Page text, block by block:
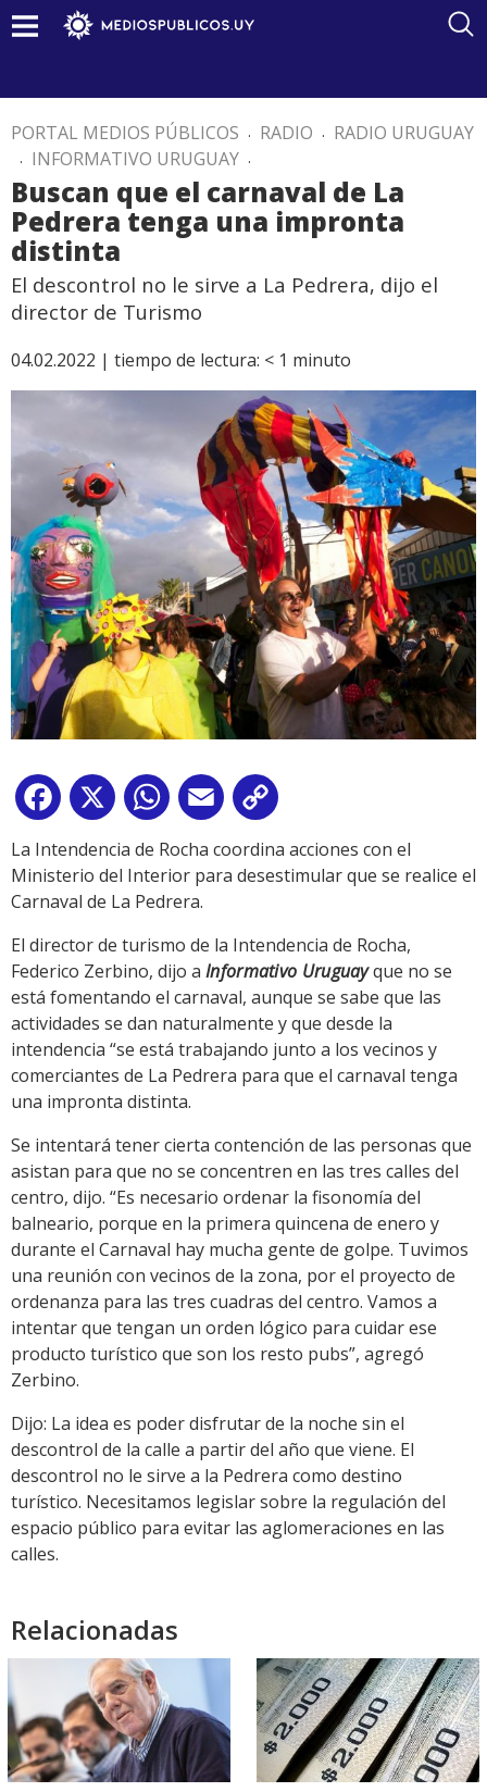
PORTAL MEDIOS PÚBLICOS . RADIO . RADIO URUGUAY
. INFORMATIVO URUGUAY .
Buscan que el carnaval de La
Pedrera tenga una impronta
distinta
El descontrol no le sirve a La Pedrera, dijo el
director de Turismo
04.02.2022 | tiempo de lectura: < 1 minuto
Facebook
X WhatsApp
Email
Link
La Intendencia de Rocha coordina acciones con el
Ministerio del Interior para desestimular que se realice el
Carnaval de La Pedrera.
El director de turismo de la Intendencia de Rocha,
Federico Zerbino, dijo a Informativo Uruguayque no se
está fomentando el carnaval, aunque se sabe que las
actividades se dan naturalmente y que desde la
intendencia “se está trabajando junto a los vecinos y
comerciantes de La Pedrera para que el carnaval tenga
una impronta distinta.
Se intentará tener cierta contención de las personas que
asistan para que no se concentren en las tres calles del
centro, dijo. “Es necesario ordenar la fisonomía del
balneario, porque en la primera quincena de enero y
durante el Carnaval hay mucha gente de golpe. Tuvimos
una reunión con vecinos de la zona, por el proyecto de
ordenanza para las tres cuadras del centro. Vamos a
intentar que tengan un orden lógico para cuidar ese
producto turístico que son los resto pubs”, agregó
Zerbino.
Dijo: La idea es poder disfrutar de la noche sin el
descontrol de la calle a partir del año que viene. El
descontrol no le sirve a la Pedrera como destino
turístico. Necesitamos legislar sobre la regulación del
espacio público para evitar las aglomeraciones en las
calles.
Relacionadas